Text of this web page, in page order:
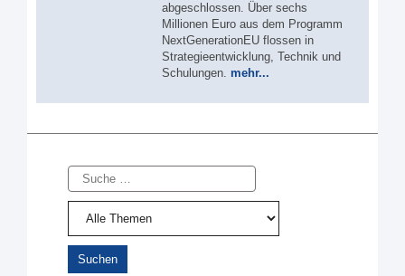
abgeschlossen. Über sechs
Millionen Euro aus dem Programm
NextGenerationEU flossen in
Strategieentwicklung, Technik und
Schulungen. mehr...
Suche